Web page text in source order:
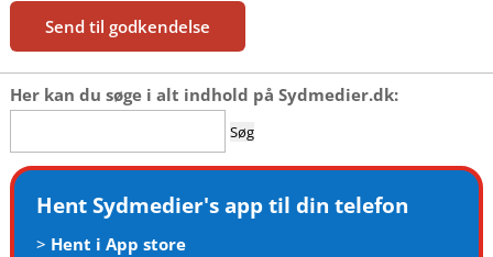
Send til godkendelse
Her kan du søge i alt indhold på Sydmedier.dk:
efter:
Hent Sydmedier's app til din telefon
> Hent i App store